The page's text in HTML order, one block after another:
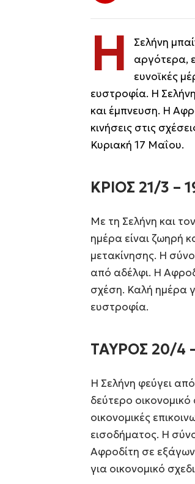
Η
Σελήνη
αργότερα,
ευνοϊκές
ευστροφία. Η
και έμπνευση. Η
κινήσεις στις
Κυριακή 17 Μαΐου.
ΚΡΙΟΣ 21/3 –
Με τη Σελήνη και
ημέρα είναι ζωηρή
μετακίνησης. Η
από αδέλφι. Η
σχέση. Καλή ημέρα
ευστροφία.
ΤΑΥΡΟΣ 20/4
Η Σελήνη φεύγει
δεύτερο οικονομικό
οικονομικές
εισοδήματος. Η
Αφροδίτη σε
για οικονομικό